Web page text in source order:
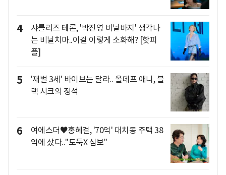
4
샤를리즈 테론, '박진영 비닐바지' 생각나
는 비닐치마..이걸 이렇게 소화해? [핫피
플]
5
'재벌 3세' 바이브는 달라.. 올데프 애니, 블
랙 시크의 정석
6
여에스더♥홍혜걸, '70억' 대치동 주택 38
억에 샀다.."도둑X 심보"